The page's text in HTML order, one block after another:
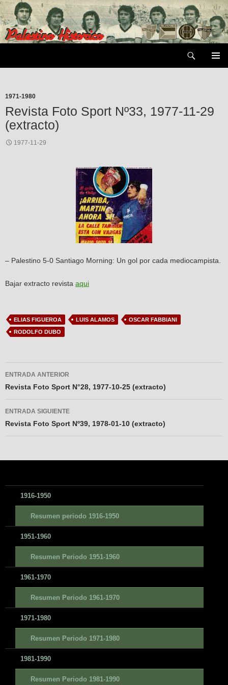
Saltar
al
contenido
1971-1980
Revista Foto Sport Nº33, 1977-11-29
(extracto)
1977-11-29
– Palestino 5-0 Santiago Morning: Un gol por cada mediocampista.
Bajar extracto revista aqui
ELIAS FIGUEROA LUIS ALAMOS
OSCAR FABBIANI
RODOLFO DUBO
Navegador
de
entradas
ENTRADA ANTERIOR
Revista Foto Sport N°28, 1977-10-25 (extracto)
ENTRADA SIGUIENTE
Revista Foto Sport Nº39, 1978-01-10 (extracto)
1916-1950
Resumen periodo 1916-1950
1951-1960
Resumen Periodo 1951-1960
1961-1970
Resumen Periodo 1961-1970
1971-1980
Resumen Periodo 1971-1980
1981-1990
Resumen Periodo 1981-1990